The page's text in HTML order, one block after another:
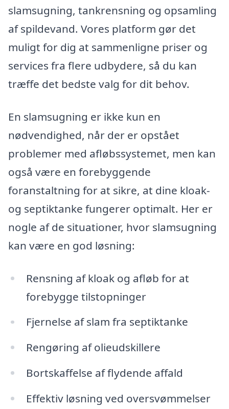
slamsugning, tankrensning og opsamling
af spildevand. Vores platform gør det
muligt for dig at sammenligne priser og
services fra flere udbydere, så du kan
træffe det bedste valg for dit behov.
En slamsugning er ikke kun en
nødvendighed, når der er opstået
problemer med afløbssystemet, men kan
også være en forebyggende
foranstaltning for at sikre, at dine kloak-
og septiktanke fungerer optimalt. Her er
nogle af de situationer, hvor slamsugning
kan være en god løsning:
Rensning af kloak og afløb for at
forebygge tilstopninger
Fjernelse af slam fra septiktanke
Rengøring af olieudskillere
Bortskaffelse af flydende affald
Effektiv løsning ved oversvømmelser